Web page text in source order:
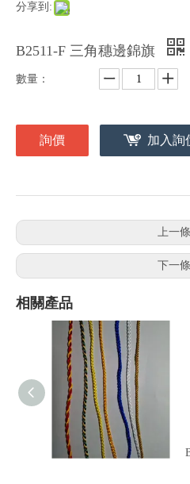
分享到:
B2511-F 三角穗邊錦旗
數量：
詢價 加入詢
上一
下一
相關產品
車繩錦旗邊繩顏色